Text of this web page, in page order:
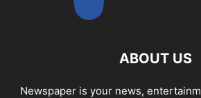
ABOUT US
Newspaper is your news,